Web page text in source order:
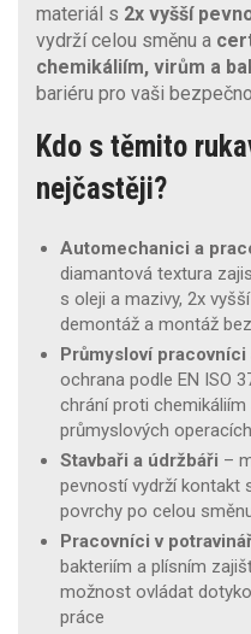
materiál s 2x vyšší
vydrží celou směnu a
chemikáliím, virům a
bariéru pro vaši
Kdo s těmito
nejčastěji?
Automechanici a
diamantová textura
s oleji a mazivy, 2x
demontáž a montáž
Průmysloví
ochrana podle EN ISO
chrání proti
průmyslových operacích
Stavbaři a údržbáři –
pevností vydrží kontakt
povrchy po celou
Pracovníci v
bakteriím a plísním
možnost ovládat
práce